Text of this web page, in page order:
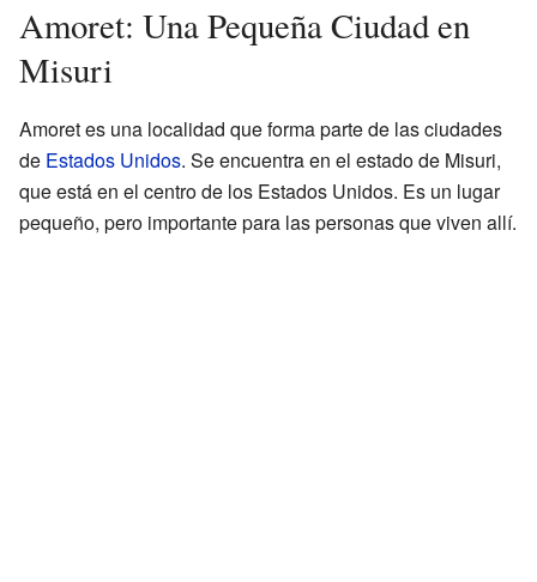
Amoret: Una Pequeña Ciudad en
Misuri
Amoret es una localidad que forma parte de las ciudades
de Estados Unidos. Se encuentra en el estado de Misuri,
que está en el centro de los Estados Unidos. Es un lugar
pequeño, pero importante para las personas que viven allí.